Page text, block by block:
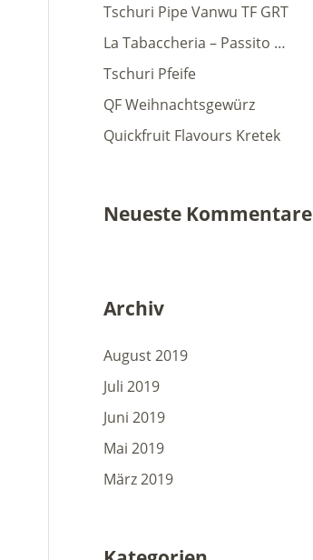
Tschuri Pipe Vanwu TF GRT
La Tabaccheria – Passito …
Tschuri Pfeife
QF Weihnachtsgewürz
Quickfruit Flavours Kretek
Neueste Kommentare
Archiv
August 2019
Juli 2019
Juni 2019
Mai 2019
März 2019